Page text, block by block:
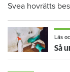
Svea hovrätts
Läs